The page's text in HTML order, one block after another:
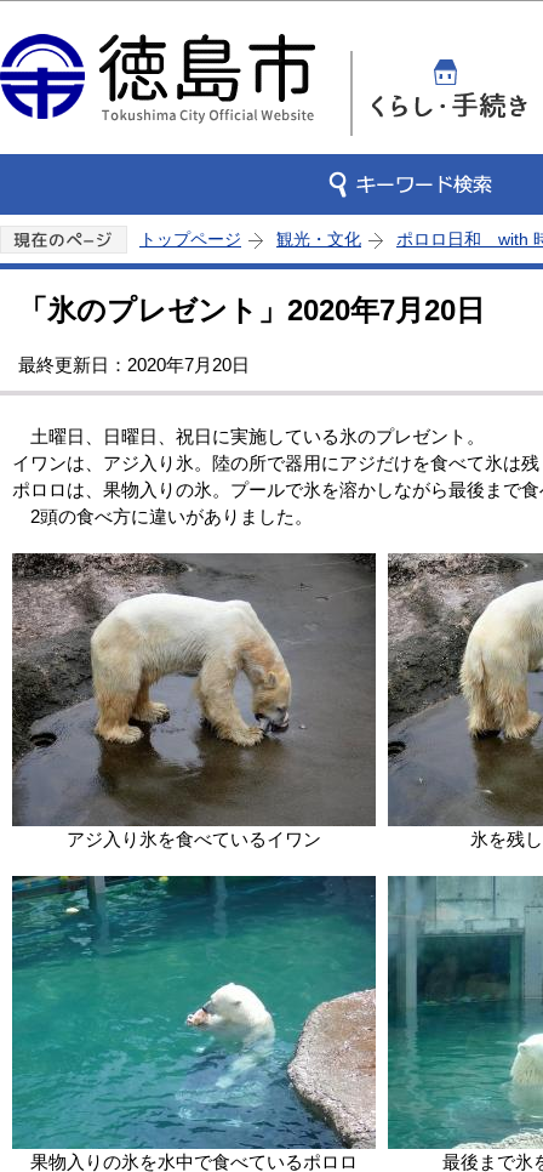
トップページ 観光・文化 ポロロ日和 with
「氷のプレゼント」2020年7月20日
最終更新日：2020年7月20日
土曜日、日曜日、祝日に実施している氷のプレゼント。
イワンは、アジ入り氷。陸の所で器用にアジだけを食べて氷は
ポロロは、果物入りの氷。プールで氷を溶かしながら最後まで
2頭の食べ方に違いがありました。
アジ入り氷を食べているイワン 氷を残
果物入りの氷を水中で食べているポロロ 最後まで氷